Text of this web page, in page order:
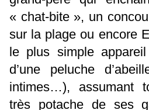
« chat-bite », un
sur la plage ou encore
le plus simple
d’une peluche
intimes…), assumant
très potache de ses